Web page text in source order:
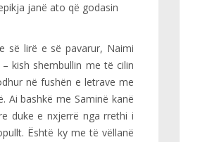
janë ato që godasin
së lirë e së pavarur, Naimi
kish shembullin me të cilin
në fushën e letrave me
Ai bashkë me Saminë kanë
duke e nxjerrë nga rrethi i
Është ky me të vëllanë